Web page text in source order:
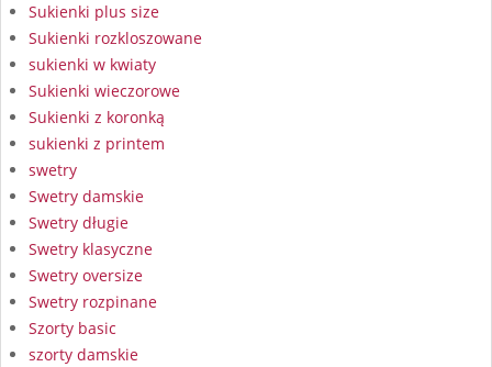
Sukienki plus size
Sukienki rozkloszowane
sukienki w kwiaty
Sukienki wieczorowe
Sukienki z koronką
sukienki z printem
swetry
Swetry damskie
Swetry długie
Swetry klasyczne
Swetry oversize
Swetry rozpinane
Szorty basic
szorty damskie